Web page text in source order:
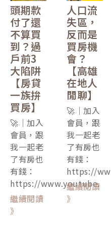
頭期款
付了還
不算買
到？過
戶前3
大陷阱
【房貸
一族拚
買房】
🚀｜加入
會員，跟
我一起老
了有房也
有錢：
https://www.youtube.
繼續閱讀
》
人口流
失區，
反而是
買房機
會？
【高雄
在地人
閒聊】
🚀｜加入
會員，跟
我一起老
了有房也
有錢：
https://
繼續閱讀
》